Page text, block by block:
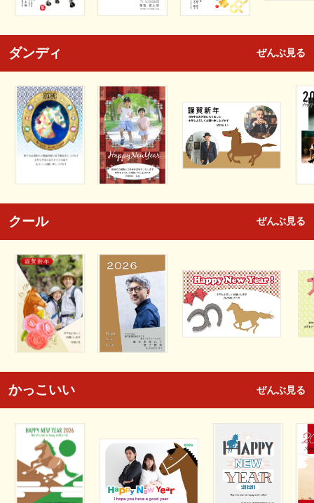
ダンディ ぜんぶ見る
クール ぜんぶ見る
かっこいい ぜんぶ見る